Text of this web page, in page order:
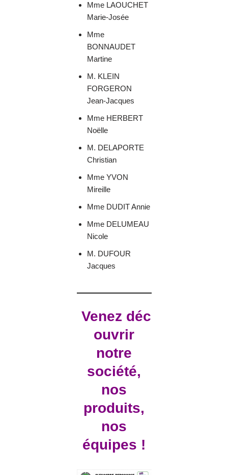
Mme LAOUCHET
Marie-Josée
Mme
BONNAUDET
Martine
M. KLEIN
FORGERON
Jean-Jacques
Mme HERBERT
Noëlle
M. DELAPORTE
Christian
Mme YVON
Mireille
Mme DUDIT Annie
Mme DELUMEAU
Nicole
M. DUFOUR
Jacques
Venez déc
ouvrir
notre
société,
nos
produits,
nos
équipes !